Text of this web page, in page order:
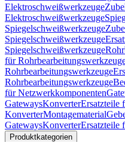
Elektroschweißwerkzeuge
Elektroschweißwerkzeuge
Spiegelschweißwerkzeuge
Spiegelschweißwerkzeuge
Spiegelschweißwerkzeuge
für
Rohrbearbeitungswerkzeuge
Rohrbearbeitungswerkzeuge
für Netzwerkkomponenten
GatewaysKonverterErsatzteile
KonverterMontagematerial
GatewaysKonverterErsatzteile
Produktkategorien